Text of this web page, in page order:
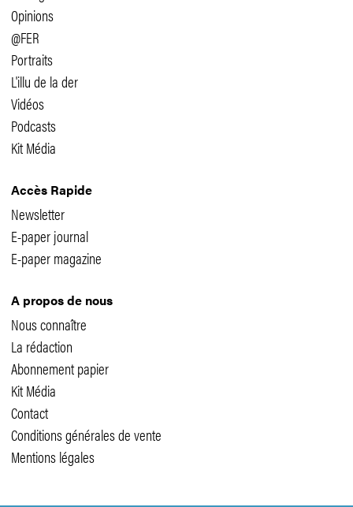
Opinions
@FER
Portraits
L'illu de la der
Vidéos
Podcasts
Kit Média
Accès Rapide
Newsletter
E-paper journal
E-paper magazine
A propos de nous
Nous connaître
La rédaction
Abonnement papier
Kit Média
Contact
Conditions générales de vente
Mentions légales